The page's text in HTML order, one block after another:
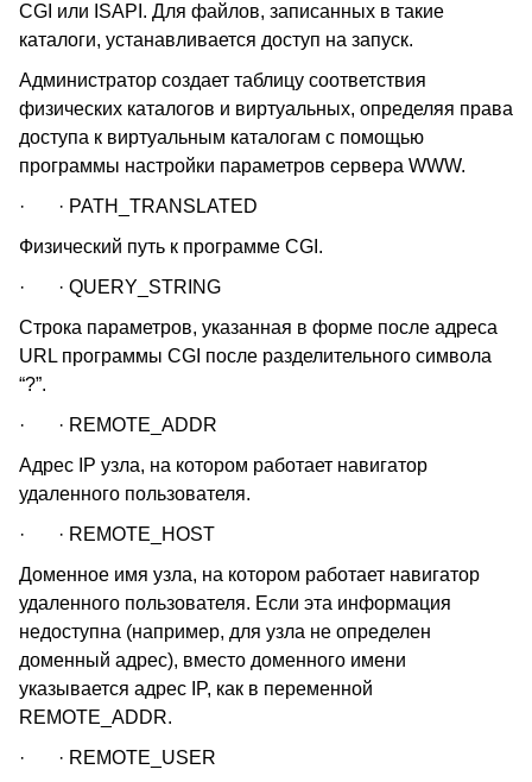
CGI или ISAPI. Для файлов, записанных в такие
каталоги, устанавливается доступ на запуск.
Администратор создает таблицу соответствия
физических каталогов и виртуальных, определяя права
доступа к виртуальным каталогам с помощью
программы настройки параметров сервера WWW.
· · PATH_TRANSLATED
Физический путь к программе CGI.
· · QUERY_STRING
Строка параметров, указанная в форме после адреса
URL программы CGI после разделительного символа
“?”.
· · REMOTE_ADDR
Адрес IP узла, на котором работает навигатор
удаленного пользователя.
· · REMOTE_HOST
Доменное имя узла, на котором работает навигатор
удаленного пользователя. Если эта информация
недоступна (например, для узла не определен
доменный адрес), вместо доменного имени
указывается адрес IP, как в переменной
REMOTE_ADDR.
· · REMOTE_USER